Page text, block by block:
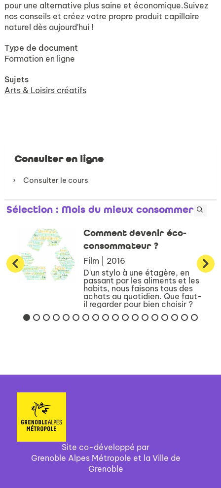
pour une alternative plus saine et économique.Suivez
nos conseils et créez votre propre produit capillaire
naturel dès aujourd'hui !
Type de document
Formation en ligne
Sujets
Arts & Loisirs créatifs
Consulter en ligne
Consulter le cours
Sélection : Mois du mieux consommer
Comment devenir éco-
consommateur ?
Film | 2016
D'un stylo à une étagère, en
passant par les aliments et les
habits, nous faisons tous des
achats au quotidien. Que faut-
il regarder pour bien choisir ?
Quelles questions faut-il se
poser pour avoir une
Site co-développé par
Grenoble Alpes Métropole et la Ville de
Grenoble